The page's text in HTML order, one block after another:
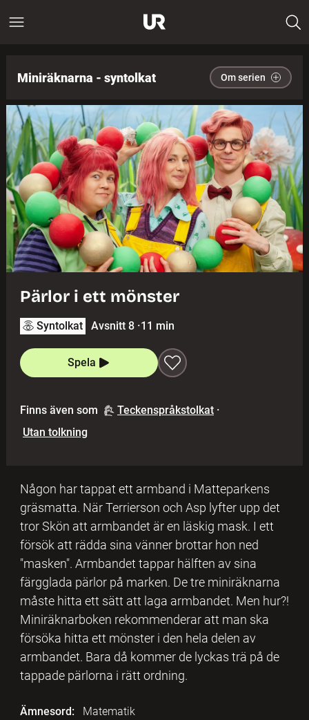
Miniräknarna - syntolkat Om serien
Pärlor i ett mönster
Syntolkat Avsnitt 8 ·11 min
Spela
Finns även som Teckenspråkstolkat ·
Utan tolkning
Någon har tappat ett armband i Matteparkens
gräsmatta. När Terrierson och Asp lyfter upp det
tror Skön att armbandet är en läskig mask. I ett
försök att rädda sina vänner brottar hon ned
"masken". Armbandet tappar hälften av sina
färgglada pärlor på marken. De tre miniräknarna
måste hitta ett sätt att laga armbandet. Men hur?!
Miniräknarboken rekommenderar att man ska
försöka hitta ett mönster i den hela delen av
armbandet. Bara då kommer de lyckas trä på de
tappade pärlorna i rätt ordning.
Ämnesord:
Matematik